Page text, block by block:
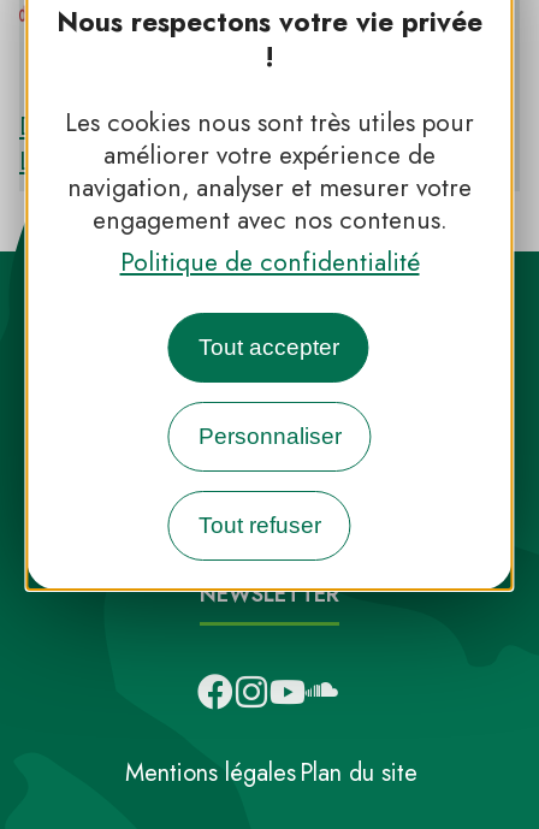
Nous respectons votre vie privée
!
Les cookies nous sont très utiles pour
améliorer votre expérience de
navigation, analyser et mesurer votre
engagement avec nos contenus.
Politique de confidentialité
Tout accepter
Personnaliser
Tout refuser
PNR DE MILLEVACHES EN LIMOUSIN
Découvrir le PNR DE MILLEVACHES EN
LIMOUSIN
Destination Parcs, de l’inspiration en
toute saison
INFOS PRESSE
NOUS CONTACTER
NEWSLETTER
Mentions légalesPlan du site